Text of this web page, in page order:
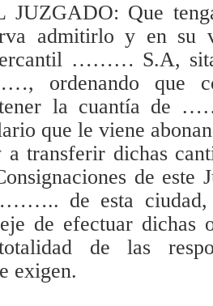
JUZGADO: Que
admitirlo y en su
……… S.A,
que
la cuantía
que le viene
dichas
de este
de esta ciudad,
de efectuar dichas
de las
exigen.